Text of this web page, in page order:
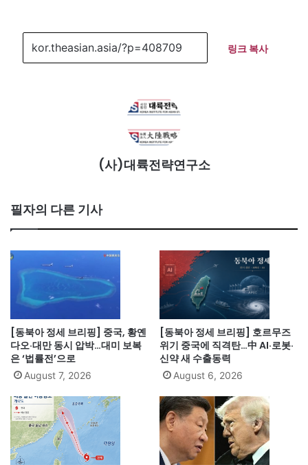
링크 복사
(사)대륙전략연구소
필자의 다른 기사
[동북아 정세 브리핑] 중국, 황옌
다오·대만 동시 압박…대미 보복
은 ‘법률전’으로
August 7, 2026
[동북아 정세 브리핑] 호르무즈
위기 중국에 직격탄…中 AI·로봇·
신약 새 수출동력
August 6, 2026